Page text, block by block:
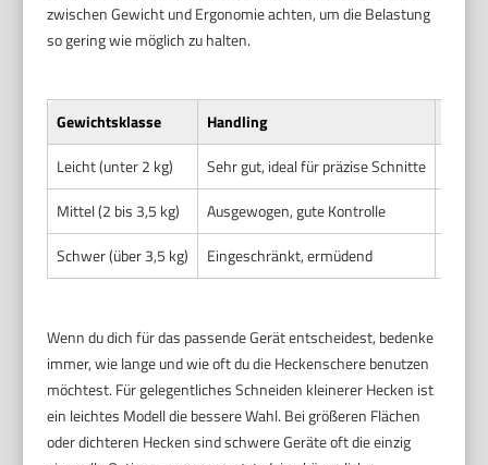
zwischen Gewicht und Ergonomie achten, um die Belastung
so gering wie möglich zu halten.
Gewichtsklasse Handling
Leicht (unter 2 kg)
Sehr gut, ideal für präzise Schnitte
Mittel (2 bis 3,5 kg)
Ausgewogen, gute Kontrolle
Schwer (über 3,5 kg)
Eingeschränkt, ermüdend
Wenn du dich für das passende Gerät entscheidest, bedenke
immer, wie lange und wie oft du die Heckenschere benutzen
möchtest. Für gelegentliches Schneiden kleinerer Hecken ist
ein leichtes Modell die bessere Wahl. Bei größeren Flächen
oder dichteren Hecken sind schwere Geräte oft die einzig